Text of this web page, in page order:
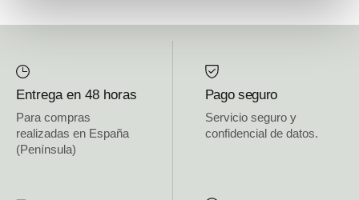
Entrega en 48 horas
Para compras
realizadas en España
(Península)
Pago seguro
Servicio seguro y
confidencial de datos.